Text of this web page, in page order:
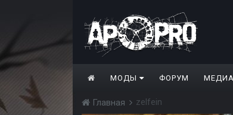
МОДЫ ФОРУМ МЕДИА
Главная zelfein